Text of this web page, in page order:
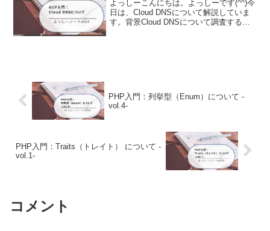
よっしーこんにちは。よっしーです(^^)今
日は、Cloud DNSについて解説していま
す。背景Cloud DNSについて調査する機
PHP入門：列挙型（Enum）について -
vol.4-
PHP入門：Traits（トレイト） について -
vol.1-
コメント